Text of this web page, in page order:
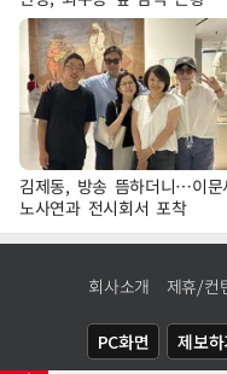
김제동, 방송 뜸하더니…이문
노사연과 전시회서 포착
회사소개 제휴/컨
PC화면 제보하